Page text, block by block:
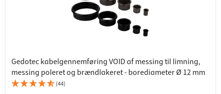
Gedotec kabelgennemføring VOID af messing til limning,
messing poleret og brændlakeret - borediameter Ø 12 mm
(44)